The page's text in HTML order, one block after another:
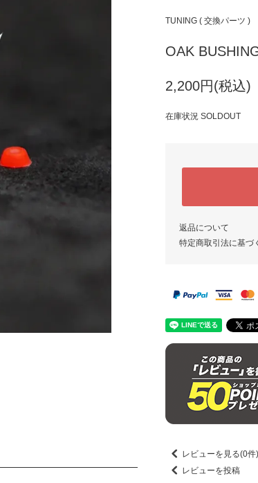
TUNING ( 交換パーツ )
OAK
2,200円(税込)
在庫状況 SOLDOUT
返品について
特定商取引法に基づ
レビューを見る(0件)
レビューを投稿